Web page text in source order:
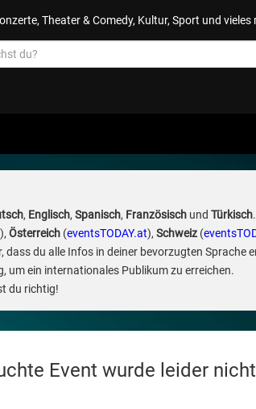
Theater & Comedy, Kultur, Sport und vieles
, Englisch, Spanisch, Französischund Türkisch.
), Österreich(eventsTODAY.at), Schweiz(
du alle Infos in deiner bevorzugten Sprache
um ein internationales Publikum zu erreichen.
du richtig!
Event wurde leider